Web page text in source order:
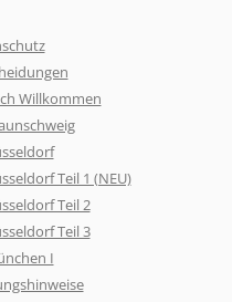
Willkommen
Teil 1 (NEU)
Teil 2
Teil 3
I